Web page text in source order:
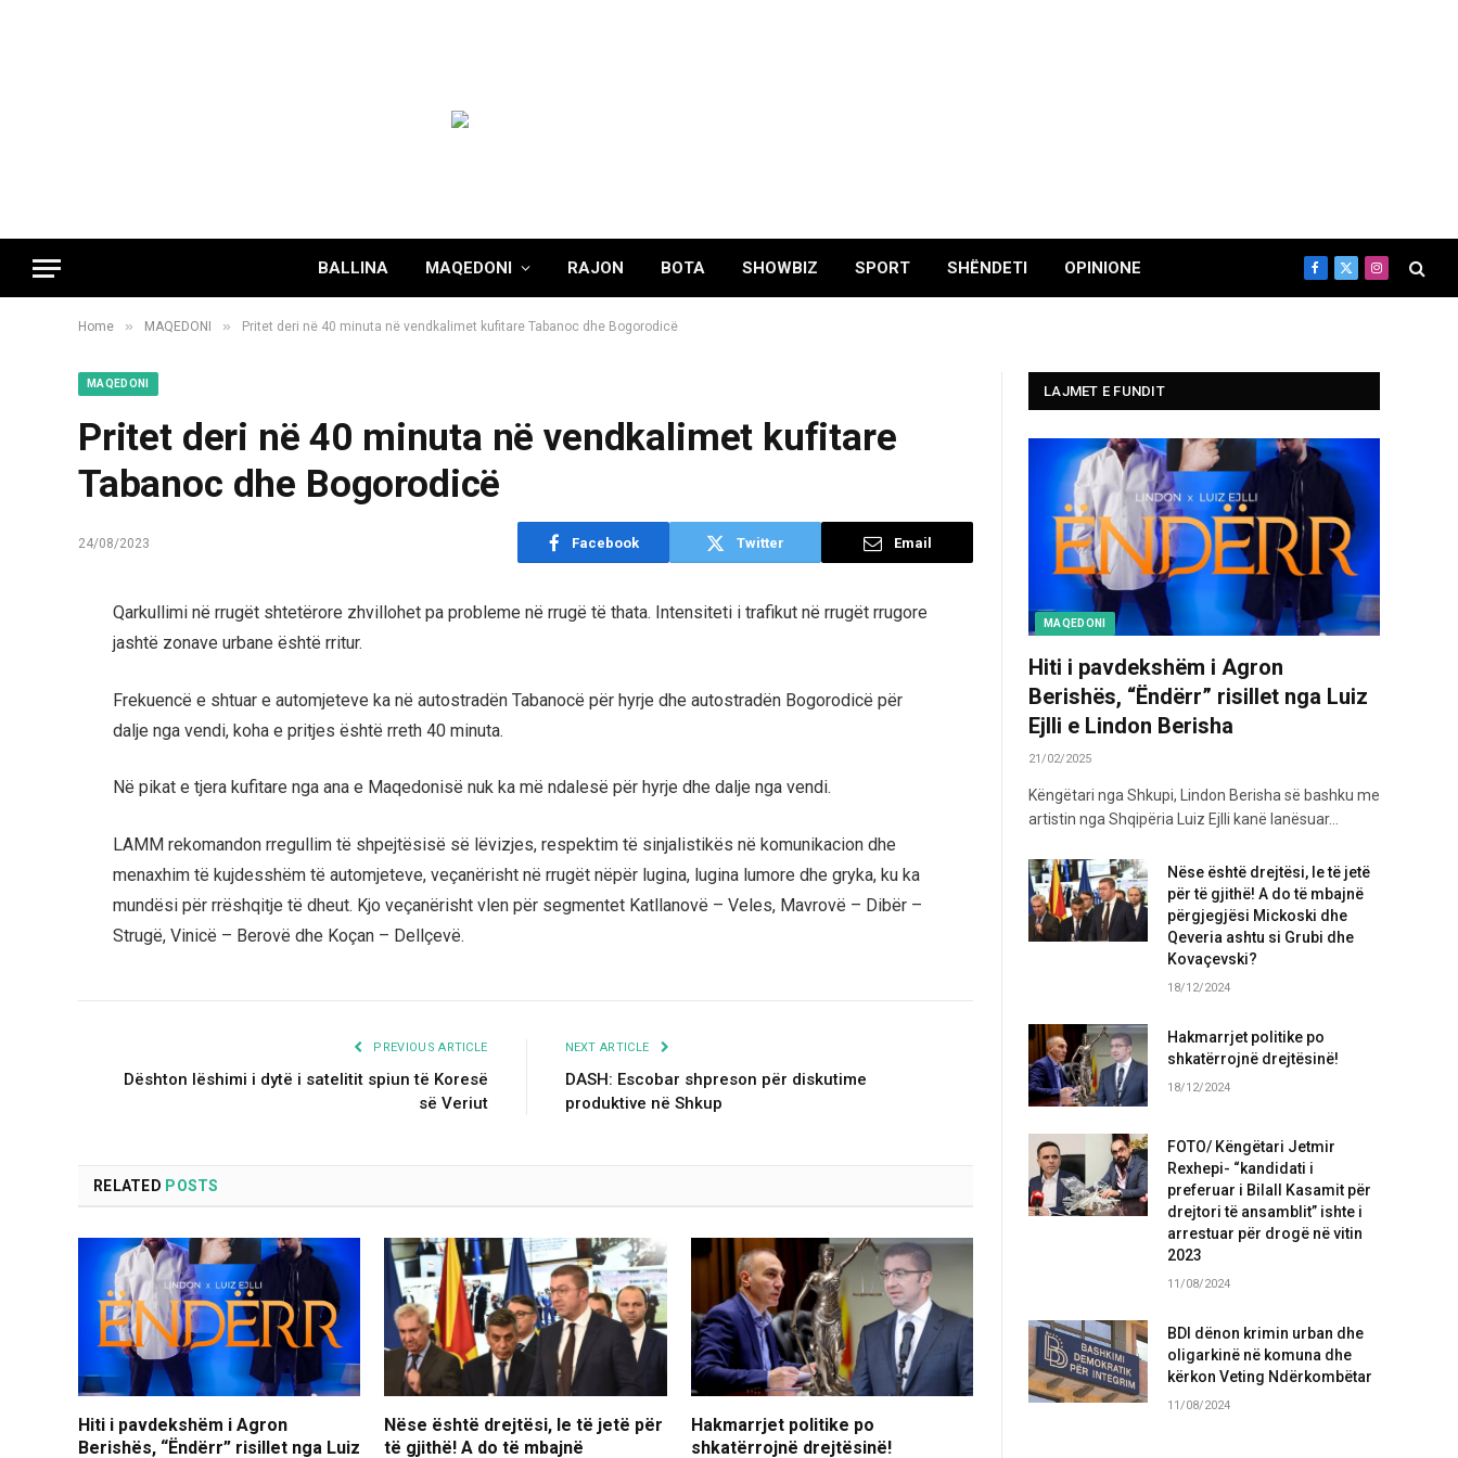
BALLINA MAQEDONI RAJON BOTA SHOWBIZ SPORT SHËNDETI OPINIONE Facebook
X
(Twitter)
Instagram
Home » MAQEDONI » Pritet deri në 40 minuta në vendkalimet kufitare Tabanoc dhe Bogorodicë
MAQEDONI
Pritet deri në 40 minuta në vendkalimet kufitare
Tabanoc dhe Bogorodicë
24/08/2023 Facebook Twitter Email
Qarkullimi në rrugët shtetërore zhvillohet pa probleme në rrugë të thata. Intensiteti i trafikut në rrugët rrugore
jashtë zonave urbane është rritur.
Frekuencë e shtuar e automjeteve ka në autostradën Tabanocë për hyrje dhe autostradën Bogorodicë për
dalje nga vendi, koha e pritjes është rreth 40 minuta.
Në pikat e tjera kufitare nga ana e Maqedonisë nuk ka më ndalesë për hyrje dhe dalje nga vendi.
LAMM rekomandon rregullim të shpejtësisë së lëvizjes, respektim të sinjalistikës në komunikacion dhe
menaxhim të kujdesshëm të automjeteve, veçanërisht në rrugët nëpër lugina, lugina lumore dhe gryka, ku ka
mundësi për rrëshqitje të dheut. Kjo veçanërisht vlen për segmentet Katllanovë – Veles, Mavrovë – Dibër –
Strugë, Vinicë – Berovë dhe Koçan – Dellçevë.
PREVIOUS ARTICLE
Dështon lëshimi i dytë i satelitit spiun të Koresë
së Veriut
NEXT ARTICLE
DASH: Escobar shpreson për diskutime
produktive në Shkup
RELATED POSTS
Hiti i pavdekshëm i Agron
Berishës, “Ëndërr” risillet nga Luiz
Nëse është drejtësi, le të jetë për
të gjithë! A do të mbajnë
Hakmarrjet politike po
shkatërrojnë drejtësinë!
LAJMET E FUNDIT
MAQEDONI
Hiti i pavdekshëm i Agron
Berishës, “Ëndërr” risillet nga Luiz
Ejlli e Lindon Berisha
21/02/2025
Këngëtari nga Shkupi, Lindon Berisha së bashku me
artistin nga Shqipëria Luiz Ejlli kanë lanësuar…
Nëse është drejtësi, le të jetë
për të gjithë! A do të mbajnë
përgjegjësi Mickoski dhe
Qeveria ashtu si Grubi dhe
Kovaçevski?
18/12/2024
Hakmarrjet politike po
shkatërrojnë drejtësinë!
18/12/2024
FOTO/ Këngëtari Jetmir
Rexhepi- “kandidati i
preferuar i Bilall Kasamit për
drejtori të ansamblit” ishte i
arrestuar për drogë në vitin
2023
11/08/2024
BDI dënon krimin urban dhe
oligarkinë në komuna dhe
kërkon Veting Ndërkombëtar
11/08/2024